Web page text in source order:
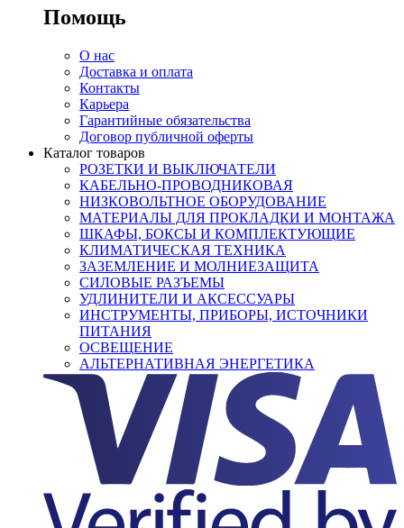
Помощь
О нас
Доставка и оплата
Контакты
Карьера
Гарантийные обязательства
Договор публичной оферты
Каталог товаров
РОЗЕТКИ И ВЫКЛЮЧАТЕЛИ
КАБЕЛЬНО-ПРОВОДНИКОВАЯ
НИЗКОВОЛЬТНОЕ ОБОРУДОВАНИЕ
МАТЕРИАЛЫ ДЛЯ ПРОКЛАДКИ И МОНТАЖА
ШКАФЫ, БОКСЫ И КОМПЛЕКТУЮЩИЕ
КЛИМАТИЧЕСКАЯ ТЕХНИКА
ЗАЗЕМЛЕНИЕ И МОЛНИЕЗАЩИТА
СИЛОВЫЕ РАЗЪЕМЫ
УДЛИНИТЕЛИ И АКСЕССУАРЫ
ИНСТРУМЕНТЫ, ПРИБОРЫ, ИСТОЧНИКИ
ПИТАНИЯ
ОСВЕЩЕНИЕ
АЛЬТЕРНАТИВНАЯ ЭНЕРГЕТИКА